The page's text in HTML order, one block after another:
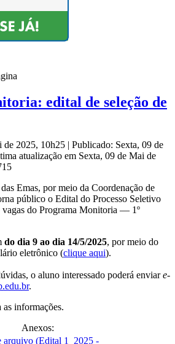
edital de seleção de
de 2025, 10h25 | Publicado: Sexta, 09 de
atualização em Sexta, 09 de Mai de
Emas, por meio da Coordenação de
público o Edital do Processo Seletivo
vagas do Programa Monitoria — 1º
do dia 9 ao dia 14/5/2025, por meio do
eletrônico (clique aqui).
o aluno interessado poderá enviare-
.
informações.
Anexos: